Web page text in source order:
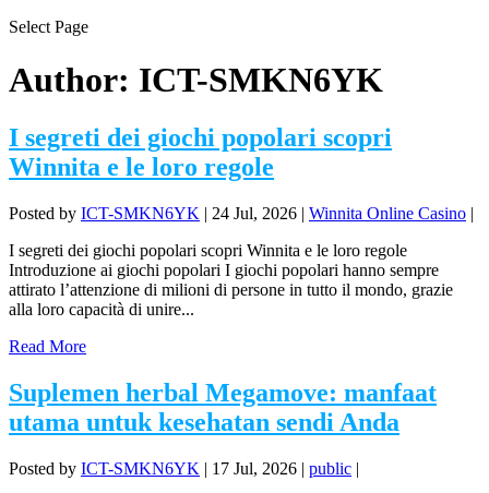
Select Page
Author: ICT-SMKN6YK
I segreti dei giochi popolari scopri
Winnita e le loro regole
Posted by ICT-SMKN6YK | 24 Jul, 2026 | Winnita Online Casino |
I segreti dei giochi popolari scopri Winnita e le loro regole
Introduzione ai giochi popolari I giochi popolari hanno sempre
attirato l’attenzione di milioni di persone in tutto il mondo, grazie
alla loro capacità di unire...
Read More
Suplemen herbal Megamove: manfaat
utama untuk kesehatan sendi Anda
Posted by ICT-SMKN6YK | 17 Jul, 2026 | public |